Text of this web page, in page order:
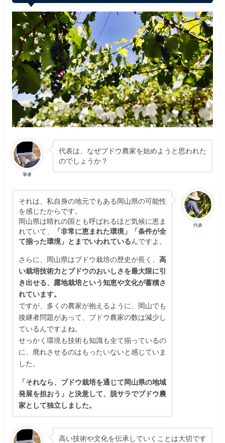
筆者
代表は、なぜブドウ農家を始めようと思われた
のでしょうか？
代表
それは、私自身の地元でもある岡山県の可能性
を感じたからです。
岡山県は晴れの国とも呼ばれるほど気候に恵ま
れていて、
「非常に恵まれた環境」「条件が全
て揃った環境」とまでいわれているんですよ。
さらに、岡山県はブドウ栽培の歴史が長く、 高
い栽培技術力とブドウのおいしさを最大限に引
き出せる、露地栽培という知恵や文化が蓄積さ
れています。
ですが、多くの農家が抱えるように、岡山でも
後継者問題があって、ブドウ農家の数は減少し
ているんですよね。
せっかく環境も技術も知識も全て揃っているの
に、廃れさせるのはもったいないと感じていま
した。
「それなら、ブドウ栽培を通じて岡山県の地域
発展を担おう」と決意して、脱サラでブドウ農
家として独立しました。
高い技術や文化を伝承していくことは大切です